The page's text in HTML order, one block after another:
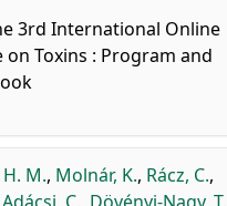
3rd International Online
on Toxins : Program and
M., Molnár, K., Rácz, C.,